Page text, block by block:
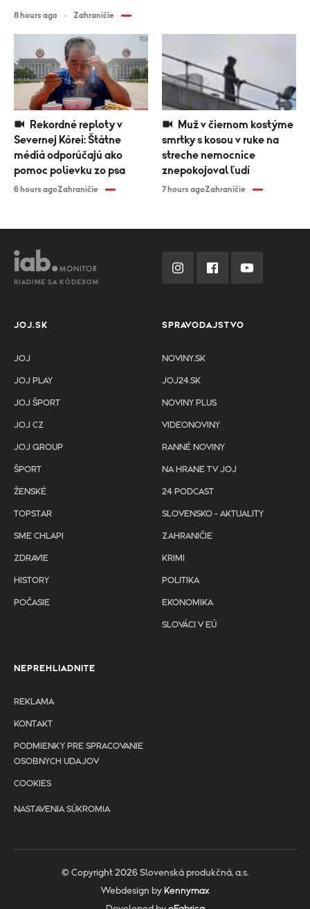
Severnej Kórei: Štátne
médiá odporúčajú ako
pomoc polievku zo psa
6 hours agoZahraničie
smrtky s kosou v ruke na
streche nemocnice
znepokojoval ľudí
7 hours agoZahraničie
8 hours ago Zahraničie
RIADIME SA KÓDEXOM
JOJ.SK
JOJ
JOJ PLAY
JOJ ŠPORT
JOJ CZ
JOJ GROUP
ŠPORT
ŽENSKÉ
TOPSTAR
SME CHLAPI
ZDRAVIE
HISTORY
POČASIE
SPRAVODAJSTVO
NOVINY.SK
JOJ24.SK
NOVINY PLUS
VIDEONOVINY
RANNÉ NOVINY
NA HRANE TV JOJ
24 PODCAST
SLOVENSKO - AKTUALITY
ZAHRANIČIE
KRIMI
POLITIKA
EKONOMIKA
SLOVÁCI V EÚ
NEPREHLIADNITE
REKLAMA
KONTAKT
PODMIENKY PRE SPRACOVANIE
OSOBNYCH UDAJOV
COOKIES
NASTAVENIA SÚKROMIA
© Copyright 2026 Slovenská produkčná, a.s.
Webdesign by Kennymax